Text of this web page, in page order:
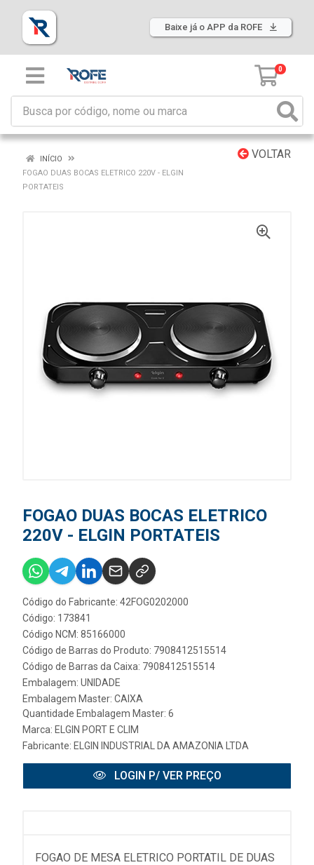
Baixe já o APP da ROFE
0
VOLTAR
INÍCIO
FOGAO DUAS BOCAS ELETRICO 220V - ELGIN
PORTATEIS
FOGAO DUAS BOCAS ELETRICO
220V - ELGIN PORTATEIS
Código do Fabricante: 42FOG0202000
Código: 173841
Código NCM: 85166000
Código de Barras do Produto: 7908412515514
Código de Barras da Caixa: 7908412515514
Embalagem: UNIDADE
Embalagem Master: CAIXA
Quantidade Embalagem Master: 6
Marca: ELGIN PORT E CLIM
Fabricante: ELGIN INDUSTRIAL DA AMAZONIA LTDA
LOGIN P/ VER PREÇO
FOGAO DE MESA ELETRICO PORTATIL DE DUAS